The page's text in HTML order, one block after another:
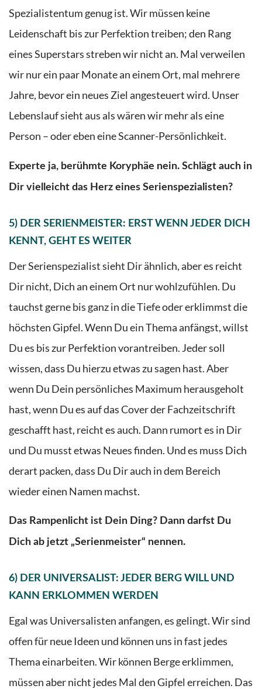
Spezialistentum genug ist. Wir müssen keine
Leidenschaft bis zur Perfektion treiben; den Rang
eines Superstars streben wir nicht an. Mal verweilen
wir nur ein paar Monate an einem Ort, mal mehrere
Jahre, bevor ein neues Ziel angesteuert wird. Unser
Lebenslauf sieht aus als wären wir mehr als eine
Person – oder eben eine Scanner-Persönlichkeit.
Experte ja, berühmte Koryphäe nein. Schlägt auch in
Dir vielleicht das Herz eines Serienspezialisten?
5) DER SERIENMEISTER: ERST WENN JEDER DICH
KENNT, GEHT ES WEITER
Der Serienspezialist sieht Dirähnlich, aber es reicht
Dir nicht, Dich an einem Ort nur wohlzufühlen. Du
tauchst gerne bis ganz in die Tiefe oder erklimmst die
höchsten Gipfel. Wenn Du ein Thema anfängst, willst
Du es bis zur Perfektion vorantreiben. Jeder soll
wissen, dass Du hierzu etwas zu sagen hast. Aber
wenn Du Dein persönliches Maximum herausgeholt
hast, wenn Du es auf das Cover der Fachzeitschrift
geschafft hast, reicht es auch. Dann rumort es in Dir
und Du musst etwas Neues finden. Und es muss Dich
derart packen, dass Du Dir auch in dem Bereich
wieder einen Namen machst.
Das Rampenlicht ist Dein Ding? Dann darfst Du
Dich ab jetzt „Serienmeister“ nennen.
6) DER UNIVERSALIST: JEDER BERG WILL UND
KANN ERKLOMMEN WERDEN
Egal was Universalisten anfangen, es gelingt. Wir sind
offen für neue Ideen und können uns in fast jedes
Thema einarbeiten. Wir können Berge erklimmen,
müssen aber nicht jedes Mal den Gipfel erreichen. Das